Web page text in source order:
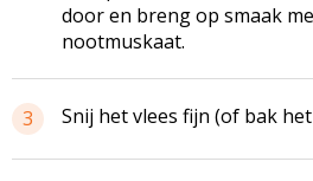
door en breng op smaak
nootmuskaat.
3 Snij het vlees fijn (of bak